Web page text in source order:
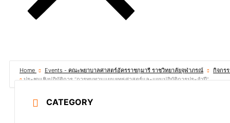
Home Events - คณะพยาบาลศาสตร์อัครราชกุมารี ราชวิทยาลัยจุฬาภรณ์
กิจกร
ประชุมเชิงปฏิบัติการ “การทบทวนแผนยุทธศาสตร์และแผนปฏิบัติการประจำปี”
CATEGORY